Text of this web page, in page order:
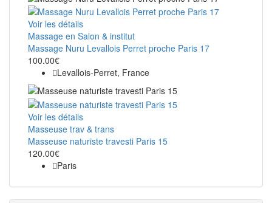
Voir les détails
Massage en Salon & institut
Massage Nuru Levallois Perret proche Paris 17
100.00€
Levallois-Perret, France
Voir les détails
Masseuse trav & trans
Masseuse naturiste travesti Paris 15
120.00€
Paris